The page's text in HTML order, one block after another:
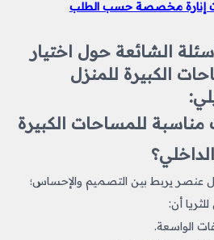
إنارة مخصصة حسب الطلب
الشائعة حول اختيار
الكبيرة للمنزل
للمساحات الكبيرة
بل عنصر يربط بين التصميم والإحساس؛
أن:
الواسعة.